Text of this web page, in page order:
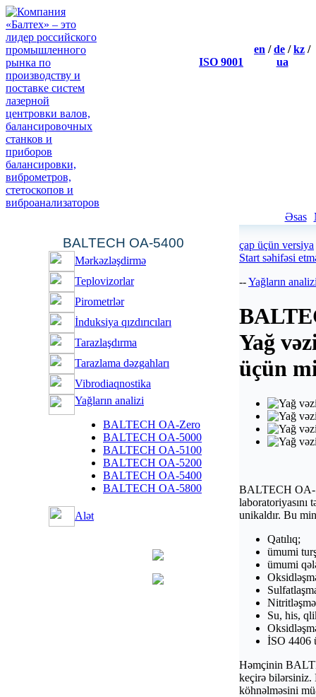
ISO 9001
en /de /kz /
ua
Əsas
BALTECH OA-5400
Mәrkәzlәşdirmә
Teplovizorlar
Pirometrlәr
İnduksiya qızdırıcıları
Tarazlaşdırma
Tarazlama dәzgahları
Vibrodiaqnostika
Yağların analizi
BALTECH OA-Zero
BALTECH OA-5000
BALTECH OA-5100
BALTECH OA-5200
BALTECH OA-5400
BALTECH OA-5800
Alәt
çap üçün versiya
Start sәhifәsi
--Yağların
Yağ
üçün
BALTECH OA-
unikaldır. Bu
Qatılıq;
ümumi
ümumi
Su, his,
İSO 4406
Hәmçinin
keçirә bilәrsiniz.
köhnәlmәsini